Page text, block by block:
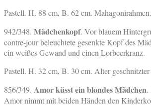
Pastell. H. 88 cm, B. 62 cm. Mahagonirahmen.
942/348. Mädchenkopf. Vor blauem
contre-jour beleuchtete gesenkte Kopf des
ein weißes Gewand und einen Lorbeerkranz.
Pastell. H. 32 cm, B. 30 cm. Alter
856/349. Amor küsst ein blondes Mädchen.
Amor nimmt mit beiden Händen den